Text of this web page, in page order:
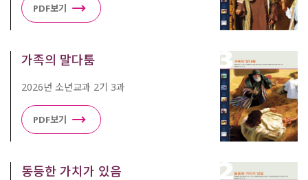
PDF보기
가족의 말다툼
2026년 소년교과 2기 3과
PDF보기
동등한 가치가 있음